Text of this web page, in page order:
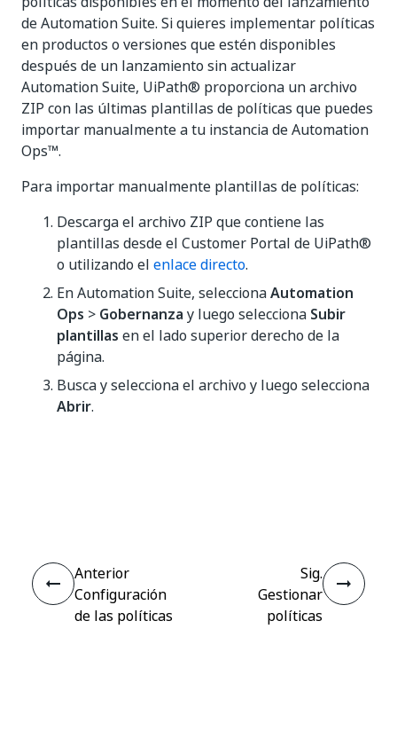
de Automation Suite. Si quieres implementar políticas
en productos o versiones que estén disponibles
después de un lanzamiento sin actualizar
Automation Suite, UiPath® proporciona un archivo
ZIP con las últimas plantillas de políticas que puedes
importar manualmente a tu instancia de Automation
Ops™.
Para importar manualmente plantillas de políticas:
Descarga el archivo ZIP que contiene las
plantillas desde el Customer Portal de UiPath®
o utilizando el enlace directo.
En Automation Suite, seleccionaAutomation
Ops > Gobernanza y luego selecciona Subir
plantillas en el lado superior derecho de la
página.
Busca y selecciona el archivo y luego selecciona
Abrir.
Anterior
Configuración
de las políticas
Sig.
Gestionar
políticas